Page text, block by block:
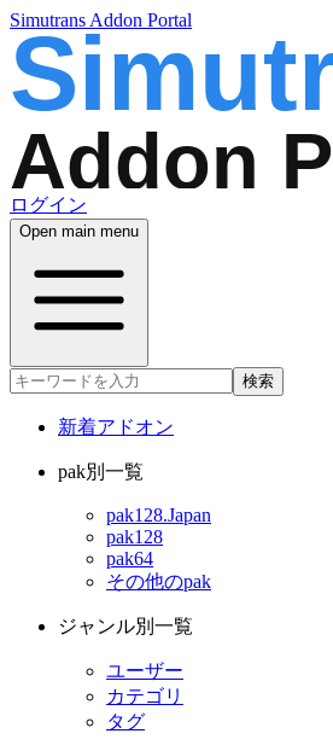
Simutrans Addon Portal
ログイン
Open main menu
検索
新着アドオン
pak別一覧
pak128.Japan
pak128
pak64
その他のpak
ジャンル別一覧
ユーザー
カテゴリ
タグ